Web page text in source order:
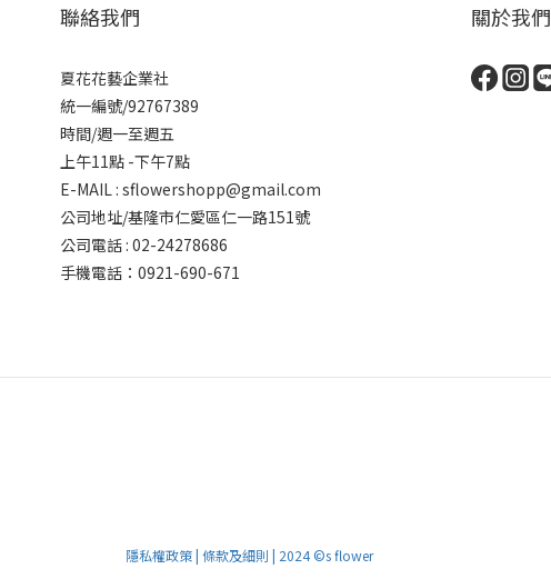
聯絡我們
夏花花藝企業社
統一編號/92767389
時間/週一至週五
上午11點 -下午7點
E-MAIL : sflowershopp@gmail.com
公司地址/基隆市仁愛區仁一路151號
公司電話 : 02-24278686
手機電話：0921-690-671
關於我們
隱私權政策 | 條款及細則 | 2024 ©s flower